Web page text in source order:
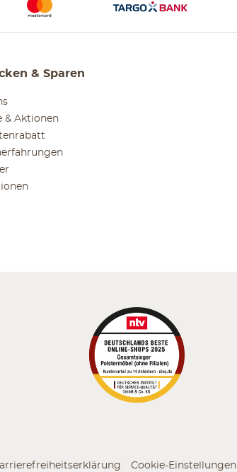
& Sparen
& Aktionen
Cookie-Einstellungen